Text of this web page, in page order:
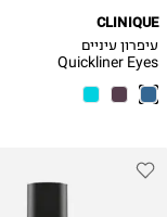
CLINIQUE
עיפרון עיניים
Quickliner Eyes